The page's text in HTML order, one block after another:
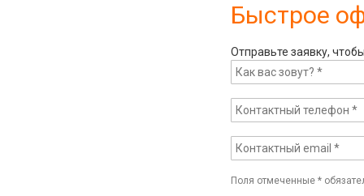
Быстрое
Отправьте заявку,
Поля отмеченные*